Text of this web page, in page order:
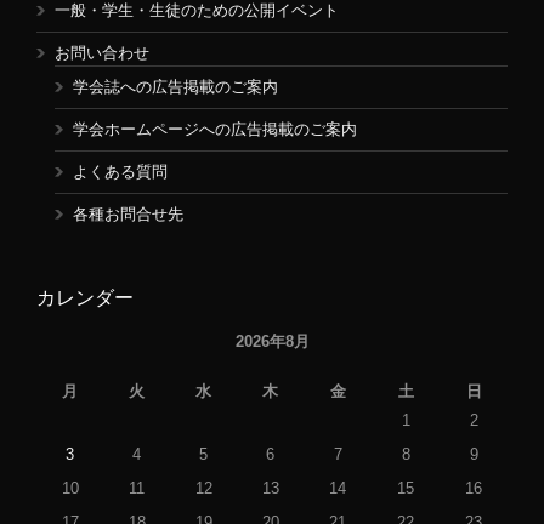
一般・学生・生徒のための公開イベント
お問い合わせ
学会誌への広告掲載のご案内
学会ホームページへの広告掲載のご案内
よくある質問
各種お問合せ先
カレンダー
2026年8月
月 火 水 木 金 土
日
1
2
3
4 5 6 7 8
9
10
11 12 13 14 15
16